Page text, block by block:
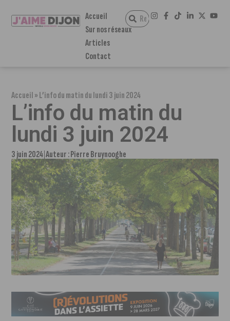
Accueil
Sur nos réseaux
Articles
Contact
Accueil»L’info du matin du lundi 3 juin 2024
L’info du matin du
lundi 3 juin 2024
3 juin 2024 Auteur :Pierre Bruynooghe